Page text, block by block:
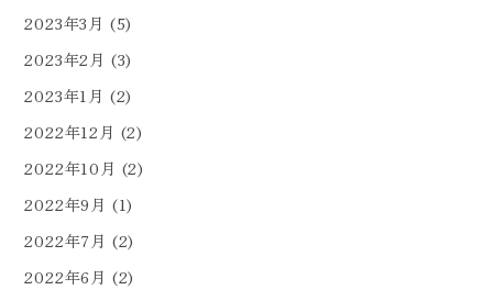
2023年3月 (5)
2023年2月 (3)
2023年1月 (2)
2022年12月 (2)
2022年10月 (2)
2022年9月 (1)
2022年7月 (2)
2022年6月 (2)